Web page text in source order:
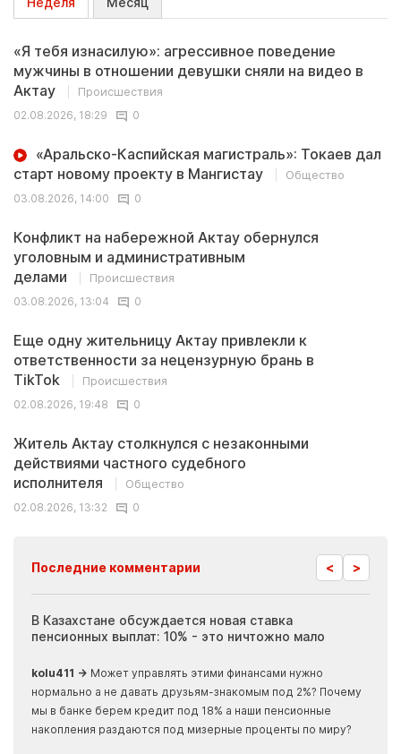
«Я тебя изнасилую»: агрессивное поведение
мужчины в отношении девушки сняли на видео в
Актау
Происшествия
02.08.2026, 18:29
0
«Аральско-Каспийская магистраль»: Токаев дал
старт новому проекту в Мангистау
Общество
03.08.2026, 14:00
0
Конфликт на набережной Актау обернулся
уголовным и административным
делами
Происшествия
03.08.2026, 13:04
0
Еще одну жительницу Актау привлекли к
ответственности за нецензурную брань в
TikTok
Происшествия
02.08.2026, 19:48
0
Житель Актау столкнулся с незаконными
действиями частного судебного
исполнителя
Общество
02.08.2026, 13:32
0
Последние комментарии < >
В Казахстане обсуждается новая ставка
пенсионных выплат: 10% - это ничтожно мало
kolu411 → Может управлять этими финансами нужно
нормально а не давать друзьям-знакомым под 2%? Почему
мы в банке берем кредит под 18% а наши пенсионные
накопления раздаются под мизерные проценты по миру?